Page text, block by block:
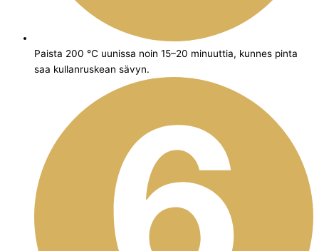
Paista 200 °C uunissa noin 15–20 minuuttia, kunnes pinta
saa kullanruskean sävyn.